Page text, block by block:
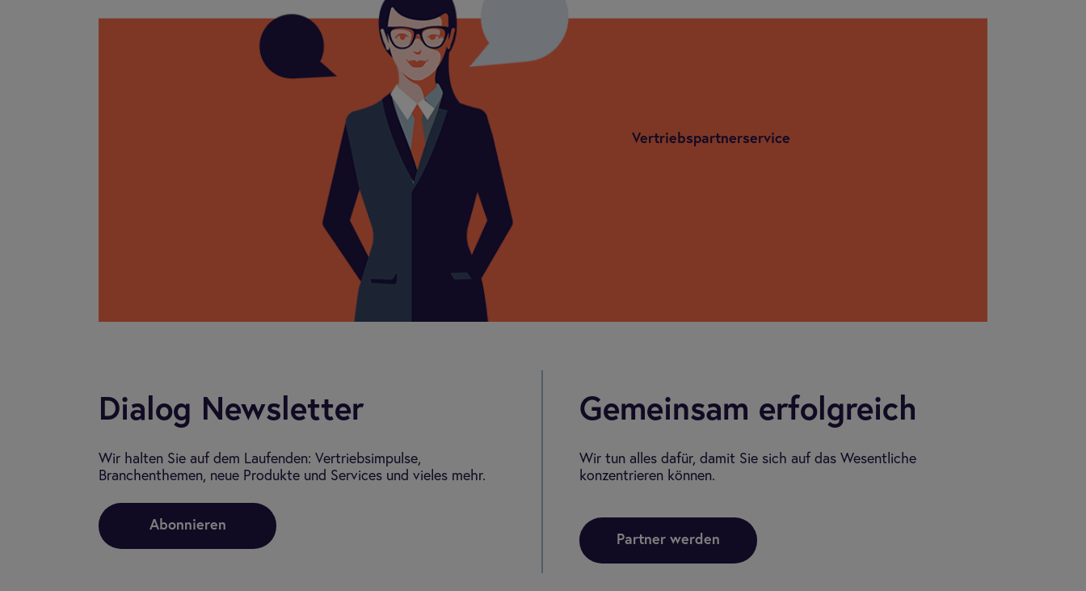
Ver­trieb­s­part­ner­ser­vice
Dia­log Newslet­ter
Wir halten Sie auf dem Laufenden: Vertriebsimpulse,
Branchenthemen, neue Produkte und Services und vieles mehr.
Abonnieren
Gemein­sam erfolg­reich
Wir tun alles dafür, damit Sie sich auf das Wesentliche
konzentrieren können.
Partner werden